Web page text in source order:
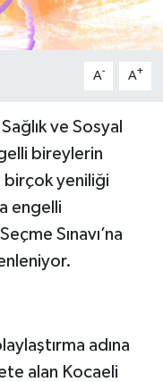
A- A+
ve Sosyal
bireylerin
birçok yeniliği
engelli
Sınavı’na
adına
alan Kocaeli